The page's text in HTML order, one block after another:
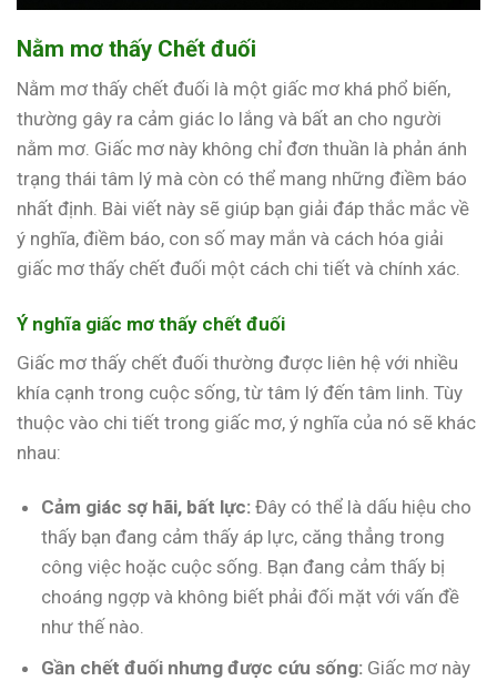
Nằm mơ thấy Chết đuối
Nằm mơ thấy chết đuối là một giấc mơ khá phổ biến,
thường gây ra cảm giác lo lắng và bất an cho người
nằm mơ. Giấc mơ này không chỉ đơn thuần là phản ánh
trạng thái tâm lý mà còn có thể mang những điềm báo
nhất định. Bài viết này sẽ giúp bạn giải đáp thắc mắc về
ý nghĩa, điềm báo, con số may mắn và cách hóa giải
giấc mơ thấy chết đuối một cách chi tiết và chính xác.
Ý nghĩa giấc mơ thấy chết đuối
Giấc mơ thấy chết đuối thường được liên hệ với nhiều
khía cạnh trong cuộc sống, từ tâm lý đến tâm linh. Tùy
thuộc vào chi tiết trong giấc mơ, ý nghĩa của nó sẽ khác
nhau:
Cảm giác sợ hãi, bất lực: Đây có thể là dấu hiệu cho
thấy bạn đang cảm thấy áp lực, căng thẳng trong
công việc hoặc cuộc sống. Bạn đang cảm thấy bị
choáng ngợp và không biết phải đối mặt với vấn đề
như thế nào.
Gần chết đuối nhưng được cứu sống: Giấc mơ này